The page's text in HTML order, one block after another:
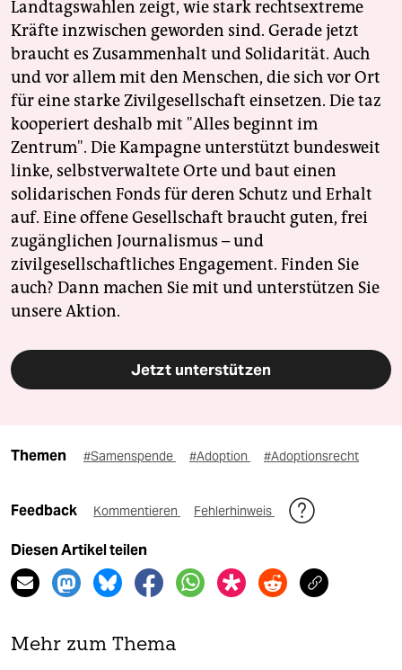
Landtagswahlen zeigt, wie stark rechtsextreme
Kräfte inzwischen geworden sind. Gerade jetzt
braucht es Zusammenhalt und Solidarität. Auch
und vor allem mit den Menschen, die sich vor Ort
für eine starke Zivilgesellschaft einsetzen. Die taz
kooperiert deshalb mit "Alles beginnt im
Zentrum". Die Kampagne unterstützt bundesweit
linke, selbstverwaltete Orte und baut einen
solidarischen Fonds für deren Schutz und Erhalt
auf. Eine offene Gesellschaft braucht guten, frei
zugänglichen Journalismus – und
zivilgesellschaftliches Engagement. Finden Sie
auch? Dann machen Sie mit und unterstützen Sie
unsere Aktion.
Jetzt unterstützen
Themen #Samenspende #Adoption #Adoptionsrecht
Feedback Kommentieren Fehlerhinweis
Diesen Artikel teilen
Mehr zum Thema